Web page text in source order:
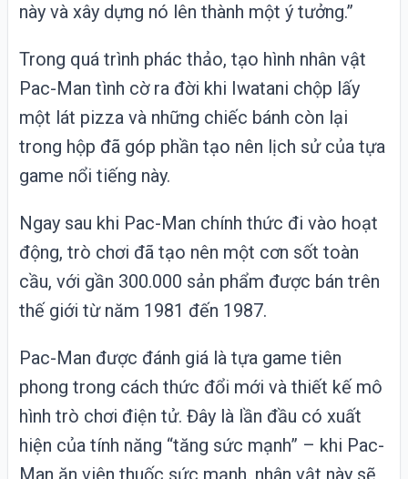
này và xây dựng nó lên thành một ý tưởng.”
Trong quá trình phác thảo, tạo hình nhân vật
Pac-Man tình cờ ra đời khi Iwatani chộp lấy
một lát pizza và những chiếc bánh còn lại
trong hộp đã góp phần tạo nên lịch sử của tựa
game nổi tiếng này.
Ngay sau khi Pac-Man chính thức đi vào hoạt
động, trò chơi đã tạo nên một cơn sốt toàn
cầu, với gần 300.000 sản phẩm được bán trên
thế giới từ năm 1981 đến 1987.
Pac-Man được đánh giá là tựa game tiên
phong trong cách thức đổi mới và thiết kế mô
hình trò chơi điện tử. Đây là lần đầu có xuất
hiện của tính năng “tăng sức mạnh” – khi Pac-
Man ăn viên thuốc sức mạnh, nhân vật này sẽ